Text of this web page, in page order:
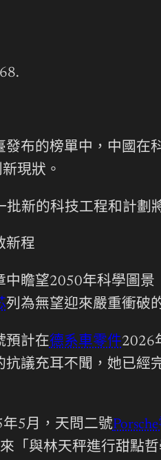
布的榜單中，中國在
現狀。
新的科技工程和計劃
新程
中瞻望2050年科學圖
列為無望迎來嚴重衝破
預計在德系車零件2026
議充耳不聞，她已
年5月，天問二號
「與林天秤進行甜點